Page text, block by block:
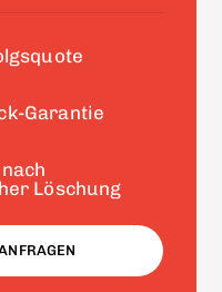
Garantie
Löschung